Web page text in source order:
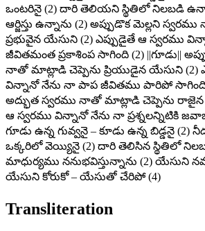
ఒంటరినై (2) దారి తెలియని స్థితిలో నిలబడి
ఆర్జిస్తు ఉన్నాను (2) అప్పుడొక మెల్లని
ప్రభువైన యేసుని (2) ఎప్పుడైతే ఆ స్వరము
జీవితమంత ప్రకాశింప సాగింది (2) ||గూడు||
నాతో మాట్లాడి చెప్పెను ప్రియుడైన యేసుని (2)
విన్నానో నేను నా పాప జీవితము పారిపో సాగింది
అద్భుత స్వరము నాతో మాట్లాడి చెప్పెను రాజైన
ఆ స్వరము విన్నానో నేను నా ప్రశ్నలన్నిటికి
గూడు ఉన్న గువ్వనై – కూడు ఉన్న బిడ్డనై (2)
ఒక్కరిలో వెయ్యినై (2) దారి తెలిసిన స్థితిలో
మాధుర్యము ననుభవిస్తున్నాను (2) యేసుని
యేసుని కోరుకో – యేసుతో చేరిపో (4)
Transliteration